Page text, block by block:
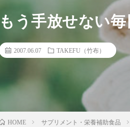
もう手放せない
2007.06.07 TAKEFU（竹布）
HOME サプリメント・栄養補助食品